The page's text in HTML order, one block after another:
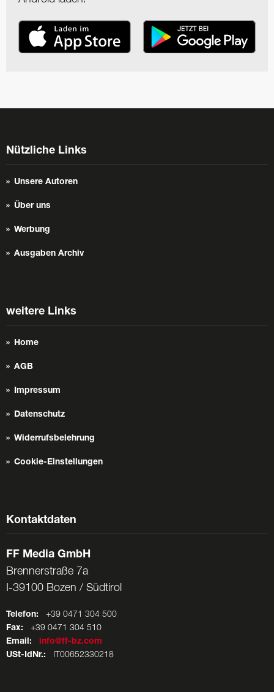
Nützliche Links
Unsere Autoren
Über uns
Werbung
Ausgaben Archiv
weitere Links
Home
AGB
Impressum
Datenschutz
Widerrufsbelehrung
Cookie-Einstellungen
Kontaktdaten
FF Media GmbH
Brennerstraße 7a
I-39100 Bozen / Südtirol
Telefon: +39 0471 304 500
Fax: +39 0471 304 510
Email:
info@ff-bz.com
USt-IdNr.: IT00652330218